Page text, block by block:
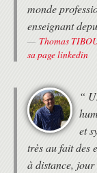
monde
enseignant
Thomas
sa page linkedin
“
et
très au fait des
à distance, jour